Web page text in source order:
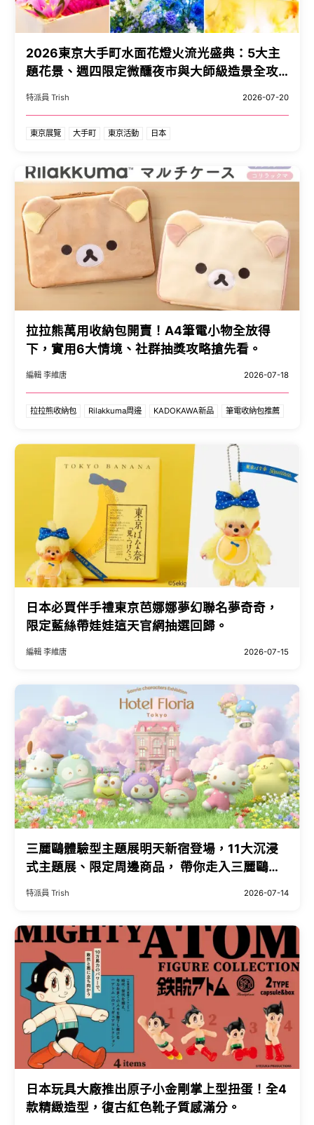
2026東京大手町水面花燈火流光盛典：5大主
題花景、週四限定微醺夜市與大師級造景全攻
略。
特派員 Trish 2026-07-20
東京展覽 大手町 東京活動 日本
拉拉熊萬用收納包開賣！A4筆電小物全放得
下，實用6大情境、社群抽獎攻略搶先看。
編輯 李維唐 2026-07-18
拉拉熊收納包 Rilakkuma周邊 KADOKAWA新品 筆電收納包推薦
日本必買伴手禮東京芭娜娜夢幻聯名夢奇奇，
限定藍絲帶娃娃這天官網抽選回歸。
編輯 李維唐 2026-07-15
三麗鷗體驗型主題展明天新宿登場，11大沉浸
式主題展、限定周邊商品， 帶你走入三麗鷗明
特派員 Trish 2026-07-14
日本玩具大廠推出原子小金剛掌上型扭蛋！全4
款精緻造型，復古紅色靴子質感滿分。